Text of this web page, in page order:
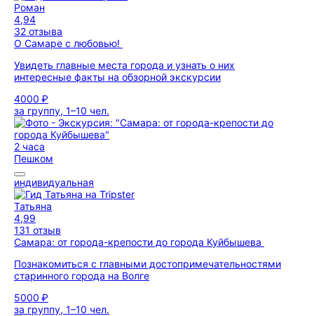
Роман
4,94
32 отзыва
О Самаре с любовью!
Увидеть главные места города и узнать о них
интересные факты на обзорной экскурсии
4000 ₽
за группу, 1–10 чел.
2 часа
Пешком
индивидуальная
Татьяна
4,99
131 отзыв
Самара: от города-крепости до города Куйбышева
Познакомиться с главными достопримечательностями
старинного города на Волге
5000 ₽
за группу, 1–10 чел.